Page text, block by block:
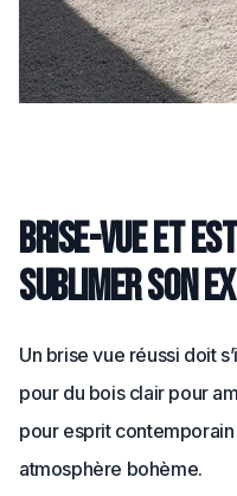
Brise-vue et
sublimer son
Un brise vue réussi doit
pour du bois clair pour
pour esprit
atmosphère bohème.